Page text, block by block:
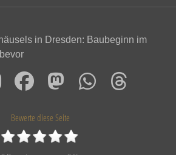
in Dresden: Baubeginn im
Bewerte diese Seite